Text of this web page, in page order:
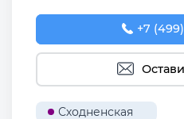
+7 (499)
+7
Сходненская